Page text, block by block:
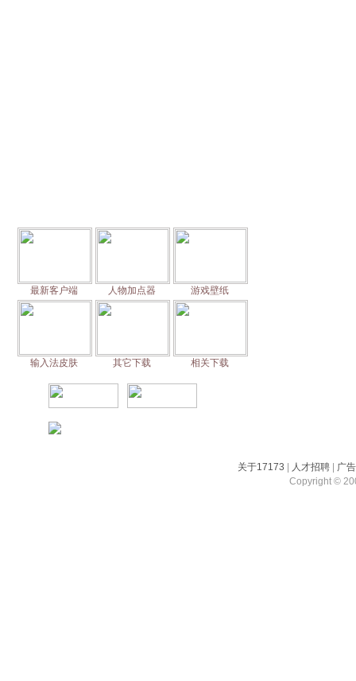
最新客户端 人物加点器 游戏壁纸
输入法皮肤 其它下载 相关下载
关于17173 人才招聘
广
Copyright ©